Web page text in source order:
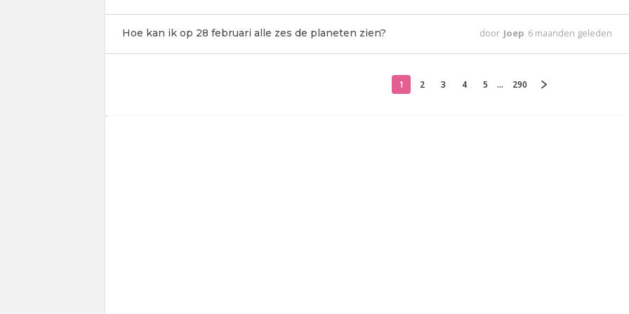
Hoe kan ik op 28 februari alle zes de planeten zien? door Joep 6 maanden geleden
1 2 3 4 5 ... 290